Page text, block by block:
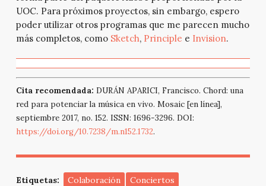
UOC. Para próximos proyectos, sin embargo, espero
poder utilizar otros programas que me parecen mucho
más completos, como Sketch, Principle e Invision.
Cita recomendada: DURÁN APARICI, Francisco. Chord: una
red para potenciar la música en vivo. Mosaic [en línea],
septiembre 2017, no. 152. ISSN: 1696-3296. DOI:
https://doi.org/10.7238/m.n152.1732.
Etiquetas: Colaboración
Conciertos